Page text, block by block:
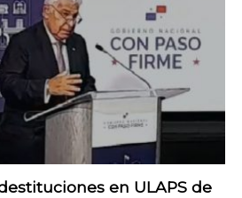
en ULAPS de